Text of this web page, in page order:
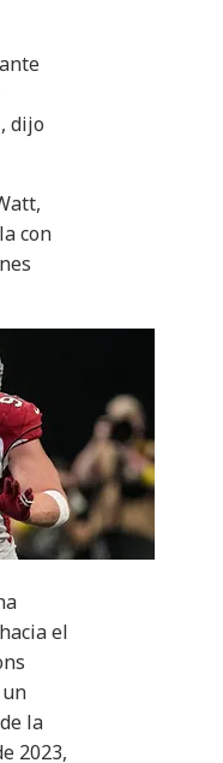
dijo
con
el
la
2023,